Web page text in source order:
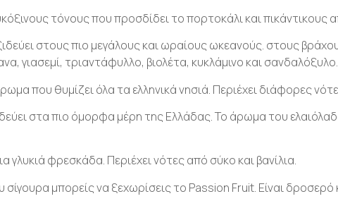
τόνους που προσδίδει το πορτοκάλι και πικάντικους
στους πιο μεγάλους και ωραίους ωκεανούς. στους
γιασεμί, τριαντάφυλλο, βιολέτα, κυκλάμινο και σανδαλόξυλο.
που θυμίζει όλα τα ελληνικά νησιά. Περιέχει διάφορες
στα πιο όμορφα μέρη της Ελλάδας. Το άρωμα του
φρεσκάδα. Περιέχει νότες από σύκο και βανίλια.
μπορείς να ξεχωρίσεις το Passion Fruit. Είναι δροσερό